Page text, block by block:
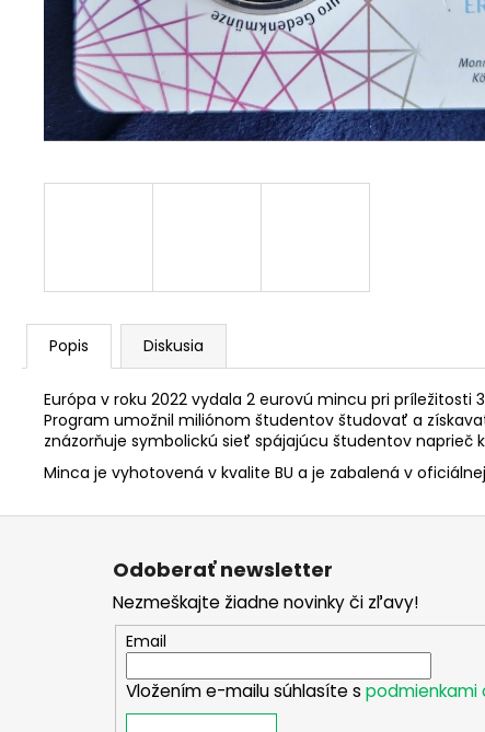
Popis Diskusia
Európa v roku 2022 vydala 2 eurovú mincu pri
Program umožnil miliónom študentov študovať a
znázorňuje symbolickú sieť spájajúcu študentov
Minca je vyhotovená v kvalite BU a je zabalená v
€3,30
Z
Odoberať newsletter
Nezmeškajte žiadne novinky či zľavy!
Email
Vložením e-mailu súhlasíte s podmienkami